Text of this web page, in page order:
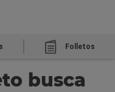
Folletos
busca